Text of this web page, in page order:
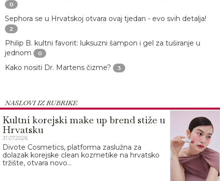
0
Sephora se u Hrvatskoj otvara ovaj tjedan - evo svih detalja!
2
Philip B. kultni favorit: luksuzni šampon i gel za tuširanje u
jednom
0
Kako nositi Dr. Martens čizme? 3
NASLOVI IZ RUBRIKE
Kultni korejski make up brend stiže u
Hrvatsku
31.07.2026.
Divote Cosmetics, platforma zaslužna za
dolazak korejske clean kozmetike na hrvatsko
tržište, otvara novo...